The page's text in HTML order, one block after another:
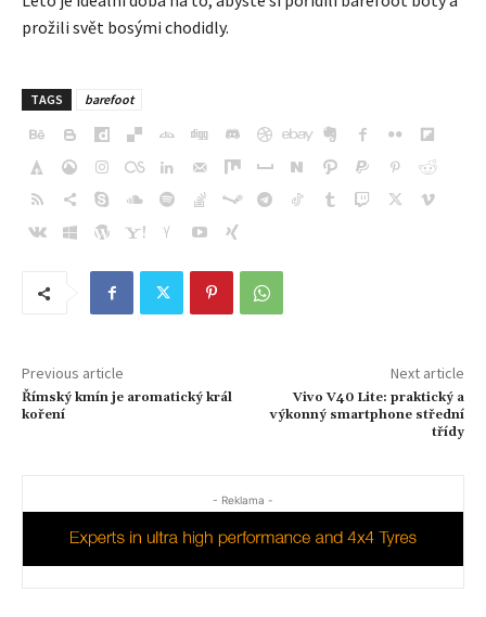
prožili svět bosými chodidly.
TAGS barefoot
Previous article
Římský kmín je aromatický král
koření
Next article
Vivo V40 Lite: praktický a
výkonný smartphone střední
třídy
- Reklama -